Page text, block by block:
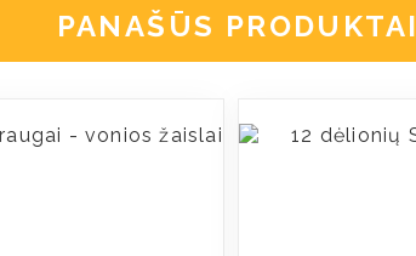
PANAŠŪS PRODUKTAI